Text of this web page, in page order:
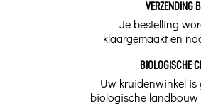
VERZENDING
Je bestelling
klaargemaakt en
BIOLOGISCHE
Uw kruidenwinkel
biologische